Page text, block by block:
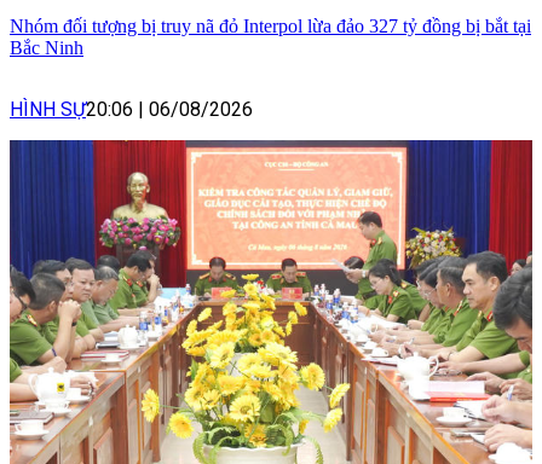
Nhóm đối tượng bị truy nã đỏ Interpol lừa đảo 327 tỷ đồng bị bắt tại
Bắc Ninh
HÌNH SỰ20:06 06/08/2026